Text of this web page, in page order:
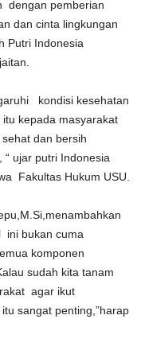
dengan pemberian
dan cinta lingkungan
Putri Indonesia
kondisi kesehatan
kepada masyarakat
dan bersih
ujar putri Indonesia
Fakultas Hukum USU.
ini bukan cuma
komponen
sudah kita tanam
agar ikut
sangat penting,”harap